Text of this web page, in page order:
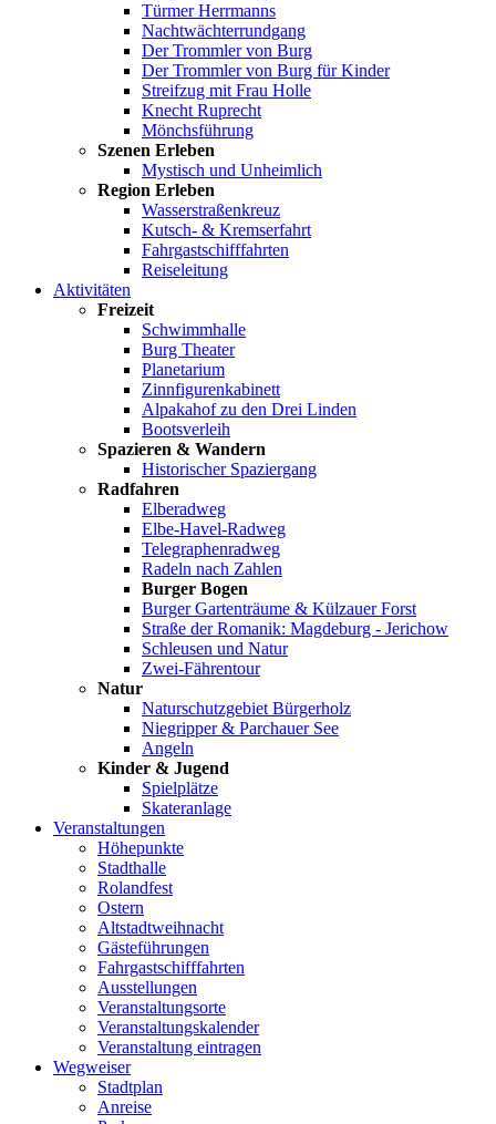
Türmer Herrmanns
Nachtwächterrundgang
Der Trommler von Burg
Der Trommler von Burg für Kinder
Streifzug mit Frau Holle
Knecht Ruprecht
Mönchsführung
Szenen Erleben
Mystisch und Unheimlich
Region Erleben
Wasserstraßenkreuz
Kutsch- & Kremserfahrt
Fahrgastschifffahrten
Reiseleitung
Aktivitäten
Freizeit
Schwimmhalle
Burg Theater
Planetarium
Zinnfigurenkabinett
Alpakahof zu den Drei Linden
Bootsverleih
Spazieren & Wandern
Historischer Spaziergang
Radfahren
Elberadweg
Elbe-Havel-Radweg
Telegraphenradweg
Radeln nach Zahlen
Burger Bogen
Burger Gartenträume & Külzauer Forst
Straße der Romanik: Magdeburg - Jerichow
Schleusen und Natur
Zwei-Fährentour
Natur
Naturschutzgebiet Bürgerholz
Niegripper & Parchauer See
Angeln
Kinder & Jugend
Spielplätze
Skateranlage
Veranstaltungen
Höhepunkte
Stadthalle
Rolandfest
Ostern
Altstadtweihnacht
Gästeführungen
Fahrgastschifffahrten
Ausstellungen
Veranstaltungsorte
Veranstaltungskalender
Veranstaltung eintragen
Wegweiser
Stadtplan
Anreise